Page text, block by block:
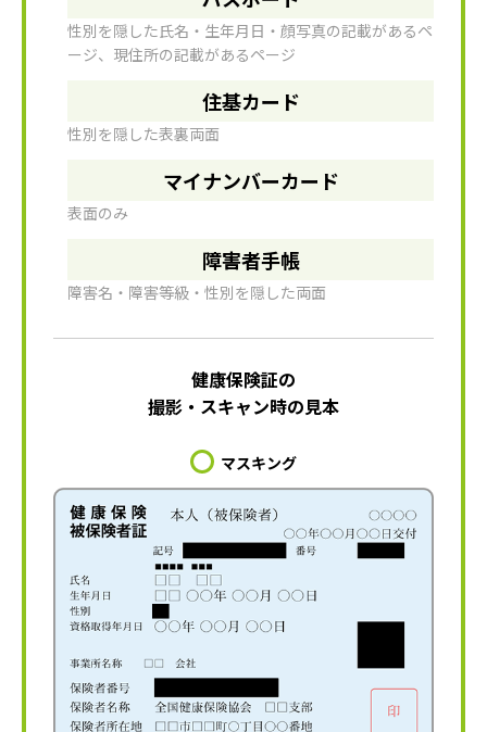
性別を隠した氏名・生年月日・顔写真の記載があるペ
ージ、現住所の記載があるページ
住基カード
性別を隠した表裏両面
マイナンバーカード
表面のみ
障害者手帳
障害名・障害等級・性別を隠した両面
健康保険証の
撮影・スキャン時の見本
マスキング